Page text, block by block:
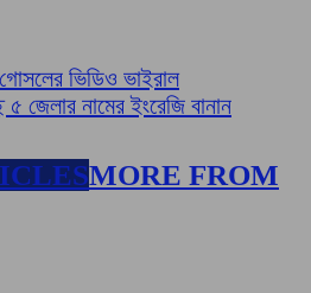
ভিডিও ভাইরাল
৫ জেলার নামের ইংরেজি বানান
MORE FROM